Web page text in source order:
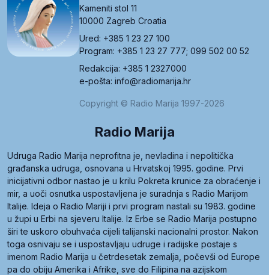
Kameniti stol 11
10000 Zagreb Croatia
Ured: +385 1 23 27 100
Program: +385 1 23 27 777; 099 502 00 52
Redakcija: +385 1 2327000
e-pošta: info@radiomarija.hr
Copyright © Radio Marija 1997-2026
Radio Marija
Udruga Radio Marija neprofitna je, nevladina i nepolitička
građanska udruga, osnovana u Hrvatskoj 1995. godine. Prvi
inicijativni odbor nastao je u krilu Pokreta krunice za obraćenje i
mir, a uoči osnutka uspostavljena je suradnja s Radio Marijom
Italije. Ideja o Radio Mariji i prvi program nastali su 1983. godine
u župi u Erbi na sjeveru Italije. Iz Erbe se Radio Marija postupno
širi te uskoro obuhvaća cijeli talijanski nacionalni prostor. Nakon
toga osnivaju se i uspostavljaju udruge i radijske postaje s
imenom Radio Marija u četrdesetak zemalja, počevši od Europe
pa do obiju Amerika i Afrike, sve do Filipina na azijskom